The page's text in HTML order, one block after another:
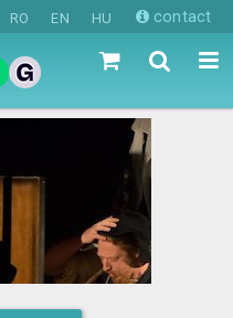
RO EN HU contact